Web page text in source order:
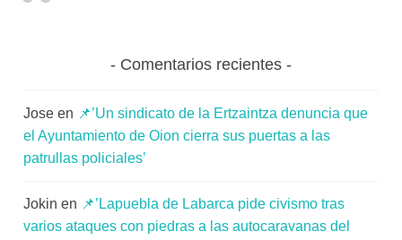
Comentarios recientes
Jose en 📌’Un sindicato de la Ertzaintza denuncia que
el Ayuntamiento de Oion cierra sus puertas a las
patrullas policiales’
Jokin en 📌’Lapuebla de Labarca pide civismo tras
varios ataques con piedras a las autocaravanas del